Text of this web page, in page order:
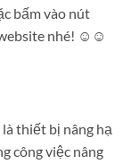
bấm vào nút
nhé! ☺☺
thiết bị nâng hạ
công việc nâng